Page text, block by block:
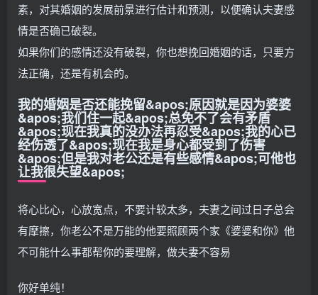
素，对其婚姻的发展前景进行估计和预测，以便确认夫妻感
情是否确已破裂。
如果你们的感情还没有破裂，你也想挽回婚姻的话，只要方
法正确，还是有机会的。
我的婚姻是否还能挽留&apos;原因就是因为婆婆
&apos;我们住一起&apos;总免不了会有矛盾
&apos;现在我真的没办法再忍受&apos;我的心已
经伤透了&apos;现在我是身心都受到了伤害
&apos;但是我对老公还是有些感情&apos;可他也
让我很失望&apos;
将心比心，心放宽点，不要计较太多，夫妻之间过日子总会
有摩擦，你老公不是万能的他要照顾两个家《婆婆和你》他
不可能什么事都帮你的要理解，做夫妻不容易
你好单纯！